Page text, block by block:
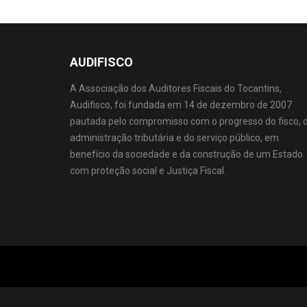
AUDIFISCO
A Associação dos Auditores Fiscais do Tocantins,
Audifisco, foi fundada em 14 de dezembro de 2007
pautada pelo compromisso com o progresso do fisco,
administração tributária e do serviço público, em
benefício da sociedade e da construção de um Estado
com proteção social e Justiça Fiscal.